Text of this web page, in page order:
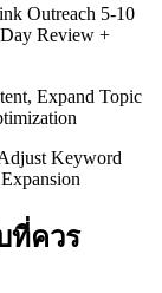
Outreach 5-10
Review +
Expand Topic
Keyword
ที่ควร